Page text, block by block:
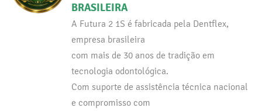
BRASILEIRA
A Futura 2 1S é fabricada pela Dentflex,
empresa brasileira
com mais de 30 anos de tradição em
tecnologia odontológica.
Com suporte de assistência técnica nacional
e compromisso com